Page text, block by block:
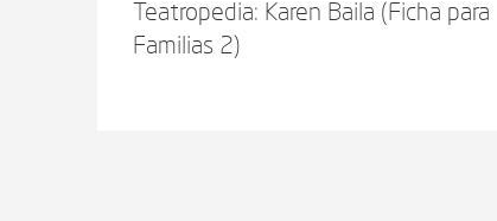
Teatropedia: Karen Baila (Ficha para
Familias 2)